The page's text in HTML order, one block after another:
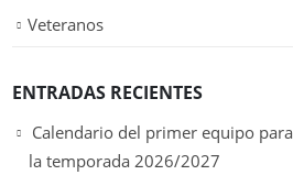
Veteranos
ENTRADAS RECIENTES
Calendario del primer equipo para
la temporada 2026/2027